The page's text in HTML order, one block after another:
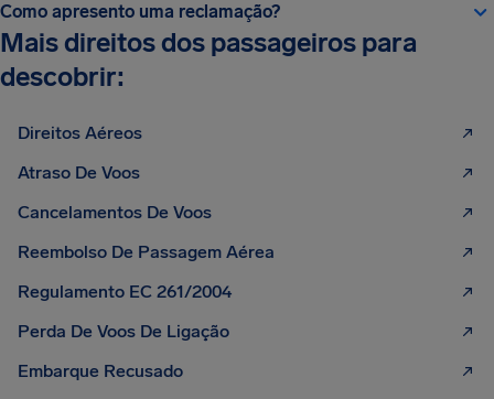
Como apresento uma reclamação?
Mais direitos dos passageiros para
descobrir:
Direitos Aéreos
Atraso De Voos
Cancelamentos De Voos
Reembolso De Passagem Aérea
Regulamento EC 261/2004
Perda De Voos De Ligação
Embarque Recusado